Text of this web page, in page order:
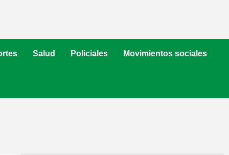
Salud Policiales Movimientos sociales